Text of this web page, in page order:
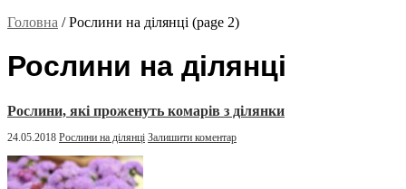
Головна /Рослини на ділянці (page 2)
Рослини на ділянці
Рослини, які проженуть комарів з ділянки
24.05.2018 Рослини на ділянці Залишити коментар